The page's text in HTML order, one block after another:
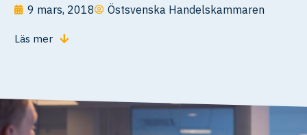
9 mars, 2018 Östsvenska Handelskammaren
Läs mer